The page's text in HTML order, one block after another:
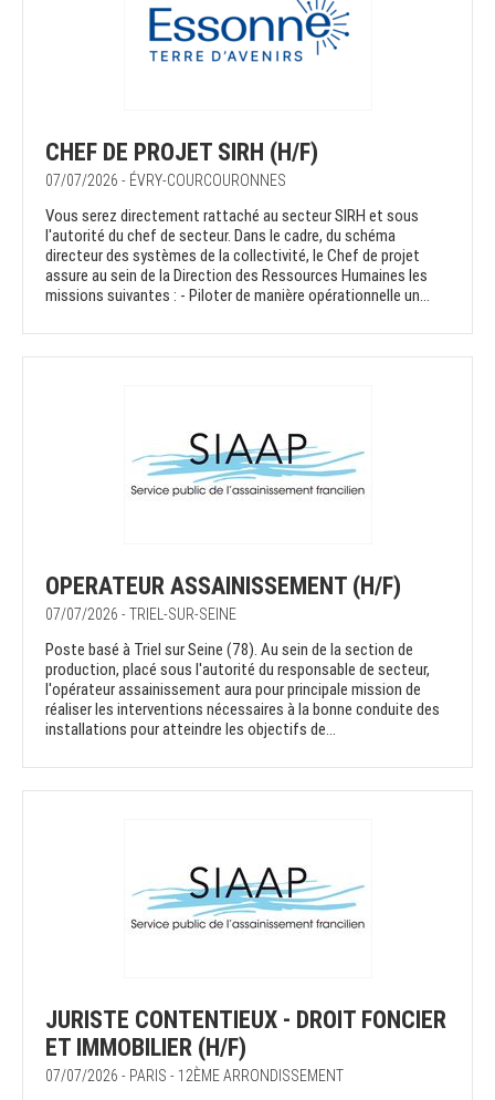
CHEF DE PROJET SIRH (H/F)
07/07/2026 - ÉVRY-COURCOURONNES
Vous serez directement rattaché au secteur SIRH et sous
l'autorité du chef de secteur. Dans le cadre, du schéma
directeur des systèmes de la collectivité, le Chef de projet
assure au sein de la Direction des Ressources Humaines les
missions suivantes : - Piloter de manière opérationnelle un...
OPERATEUR ASSAINISSEMENT (H/F)
07/07/2026 - TRIEL-SUR-SEINE
Poste basé à Triel sur Seine (78). Au sein de la section de
production, placé sous l'autorité du responsable de secteur,
l'opérateur assainissement aura pour principale mission de
réaliser les interventions nécessaires à la bonne conduite des
installations pour atteindre les objectifs de...
JURISTE CONTENTIEUX - DROIT FONCIER
ET IMMOBILIER (H/F)
07/07/2026 - PARIS - 12ÈME ARRONDISSEMENT